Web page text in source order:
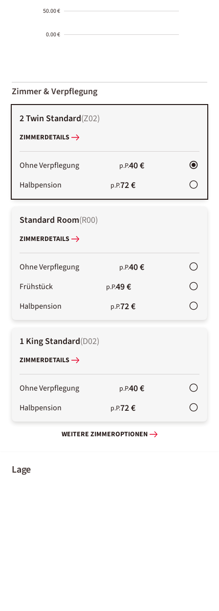
50.00 €
0.00 €
01-02
Zimmer & Verpflegung
2 Twin Standard(Z02)
ZIMMERDETAILS
Ohne Verpflegung p.P.40 €
Halbpension p.P.72 €
Standard Room(R00)
ZIMMERDETAILS
Ohne Verpflegung p.P.40 €
Frühstück p.P.49 €
Halbpension p.P.72 €
1 King Standard(D02)
ZIMMERDETAILS
Ohne Verpflegung p.P.40 €
Halbpension p.P.72 €
WEITERE ZIMMEROPTIONEN
Lage